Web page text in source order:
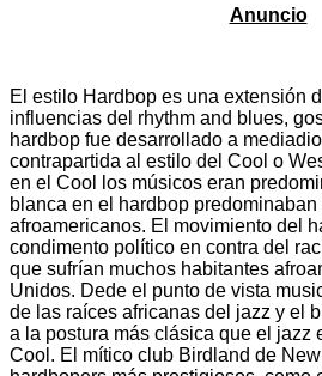
El estilo Hardbop es una extensión
influencias del rhythm and blues,
hardbop fue desarrollado a
contrapartida al estilo del Cool o
en el Cool los músicos eran
blanca en el hardbop
afroamericanos. El movimiento del
condimento político en contra del
que sufrían muchos habitantes
Unidos. Dede el punto de vista
de las raíces africanas del jazz y el
a la postura más clásica que el jazz
Cool. El mítico club Birdland de